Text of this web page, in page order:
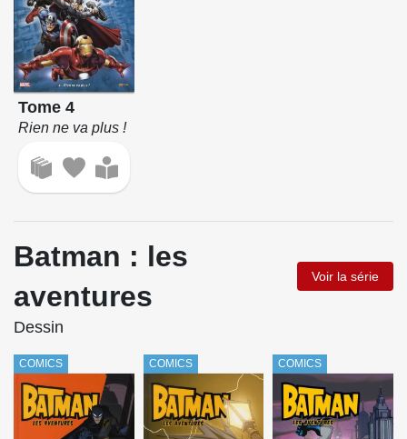
Tome 4
Rien ne va plus !
Batman : les
aventures
Voir la série
Dessin
COMICS COMICS COMICS